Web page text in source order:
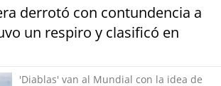
derrotó con contundencia a
un respiro y clasificó en
'Diablas' van al Mundial con la idea de